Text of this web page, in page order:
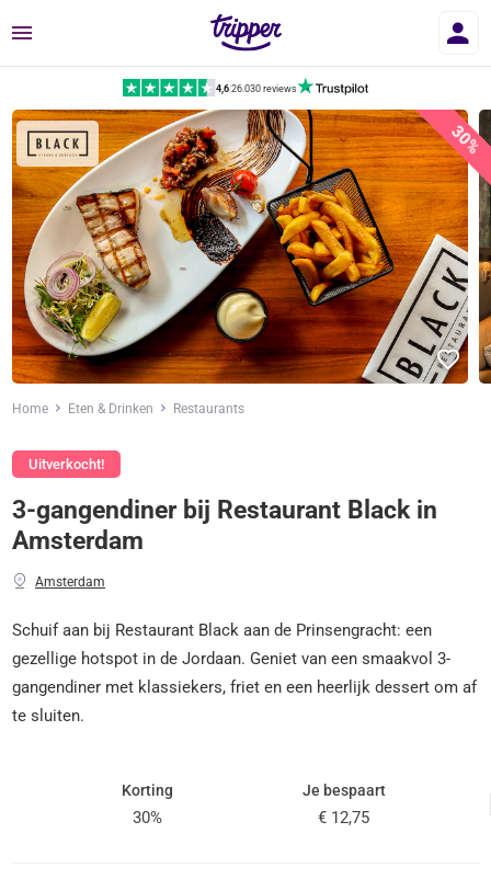
Menu
4,6|26.030 reviews
30%
Home Eten & Drinken Restaurants
Uitverkocht!
3-gangendiner bij Restaurant Black in
Amsterdam
Amsterdam
Schuif aan bij Restaurant Black aan de Prinsengracht: een
gezellige hotspot in de Jordaan. Geniet van een smaakvol 3-
gangendiner met klassiekers, friet en een heerlijk dessert om af
te sluiten.
Korting
30%
Je bespaart
€ 12,75